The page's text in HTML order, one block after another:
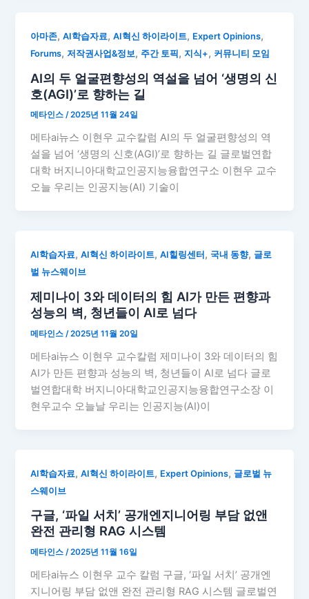
아마존,AI학습자료,AI혁신 하이라이트, Expert Opinions,
Forums,저작권사업&정보, 주간 토픽 ,지식+, 커뮤니티 모임
AI의 두 얼굴편향성의 역설을 넘어 ‘생명의 신
호(AGI)’로 향하는 길
메타인스/2025년 11월 24일
메타ai뉴스 이현우 교수칼럼 AI의 두 얼굴편향성의 역
설을 넘어 ‘생명의 신호(AGI)’로 향하는 길 글로벌연합
대학 버지니아대학교인공지능융합연구소 이현우 교수
오늘 우리는 인공지능(AI) 기술이
AI학습자료,AI혁신 하이라이트,AI힐링센터 , 국내 동향, 글로
벌 뉴스웨이브
제미나이 3와 데이터의 힘 AI가 만든 편향과
성능의 벽, 청년들이 AI로 넘다
메타인스/2025년 11월 20일
메타ai뉴스 이현우 교수칼럼 제미나이 3와 데이터의 힘
AI가 만든 편향과 성능의 벽, 청년들이 AI로 넘다 글로
벌연합대학 버지니아대학교인공지능융합연구소장 이
현우교수 오늘날 우리는 인공지능(AI)이
AI학습자료,AI혁신 하이라이트, Expert Opinions, 글로벌 뉴
스웨이브
구글, ‘파일 서치’ 공개엔지니어링 부담 없앤
완전 관리형 RAG 시스템
메타인스/2025년 11월 16일
메타ai뉴스 이현우 교수 칼럼 구글, ‘파일 서치’ 공개엔
지니어링 부담 없앤 완전 관리형 RAG 시스템 글로벌연